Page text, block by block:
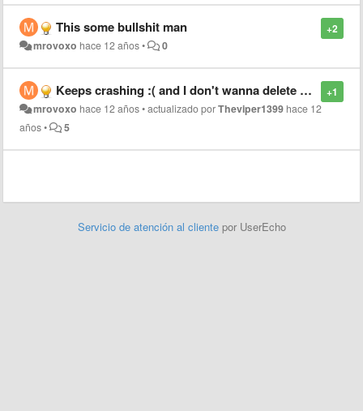
+2
This some bullshit man
mrovoxo hace 12 años• 0
+1
Keeps crashing :( and I don't wanna delete and download again :(
mrovoxo hace 12 años•actualizado porTheviper1399 hace 12
años• 5
Servicio de atención al cliente por UserEcho